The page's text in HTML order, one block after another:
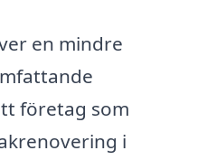
en mindre
företag som
i